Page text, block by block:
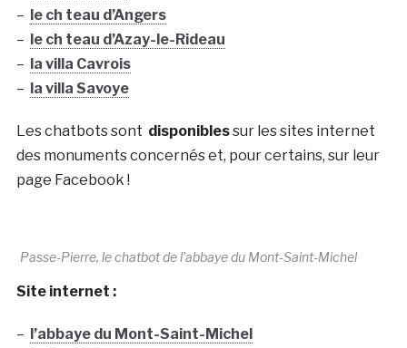
– le ch teau d’Angers
– le ch teau d’Azay-le-Rideau
– la villa Cavrois
– la villa Savoye
Les chatbots sont disponiblessur les sites internet
des monuments concernés et, pour certains, sur leur
page Facebook !
Passe-Pierre, le chatbot de l’abbaye du Mont-Saint-Michel
Site internet :
– l’abbaye du Mont-Saint-Michel